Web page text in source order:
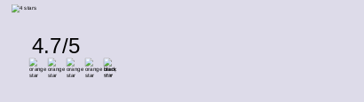
4.7/5